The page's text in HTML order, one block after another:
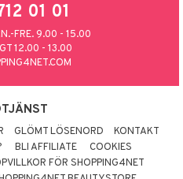
01 01
FRE. 9.00 - 15.00
12.00 - 13.00
GLÖMT LÖSENORD
KONTAKT
BLI AFFILIATE
COOKIES
FÖR SHOPPING4NET